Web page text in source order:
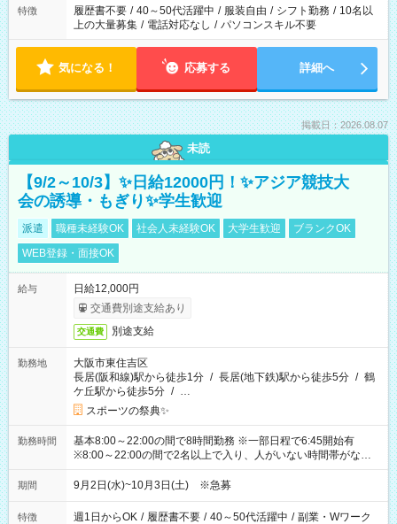
合は応募できません。
特徴 履歴書不要 / 40～50代活躍中 / 服装自由 / シフト勤務 / 10名以
上の大量募集 / 電話対応なし / パソコンスキル不要
気になる！ 応募する 詳細へ
掲載日：2026.08.07
未読
【9/2～10/3】✨日給12000円！✨アジア競技大
会の誘導・もぎり✨学生歓迎
派遣 職種未経験OK 社会人未経験OK 大学生歓迎
ブランクOK
WEB登録・面接OK
給与
日給12,000円
交通費別途支給あり
交通費 別途支給
勤務地
大阪市東住吉区
長居(阪和線)駅から徒歩1分 / 長居(地下鉄)駅から徒歩5分 / 鶴
ケ丘駅から徒歩5分 / …
スポーツの祭典✨
勤務時間
基本8:00～22:00の間で8時間勤務 ※一部日程で6:45開始有
※8:00～22:00の間で2名以上で入り、人がいない時間帯がない
ように相方と時間を分け合うイメージです
期間 9月2日(水)~10月3日(土) ※急募
特徴 週1日からOK / 履歴書不要 / 40～50代活躍中 / 副業・Wワーク